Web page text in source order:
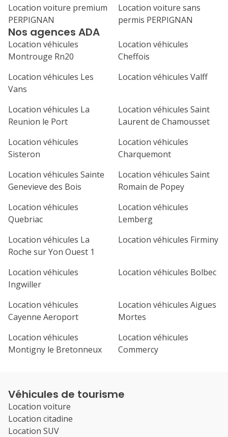
14 16 17
21 23 24
28
Nos agences ADA
Location véhicules
Montrouge Rn20
Location véhicules
Cheffois
Location véhicules Les
Vans
Location véhicules Valff
Location véhicules La
Reunion le Port
Location véhicules Saint
Laurent de Chamousset
Location véhicules
Sisteron
Location véhicules
Charquemont
Location véhicules Sainte
Genevieve des Bois
Location véhicules Saint
Romain de Popey
Location véhicules
Quebriac
Location véhicules
Lemberg
Location véhicules La
Roche sur Yon Ouest 1
Location véhicules Firminy
Location véhicules
Ingwiller
Location véhicules Bolbec
Location véhicules
Cayenne Aeroport
Location véhicules Aigues
Mortes
Location véhicules
Montigny le Bretonneux
Location véhicules
Commercy
Location voiture premium
PERPIGNAN
Location voiture sans
permis PERPIGNAN
Véhicules de tourisme
Location voiture
Location citadine
Location SUV